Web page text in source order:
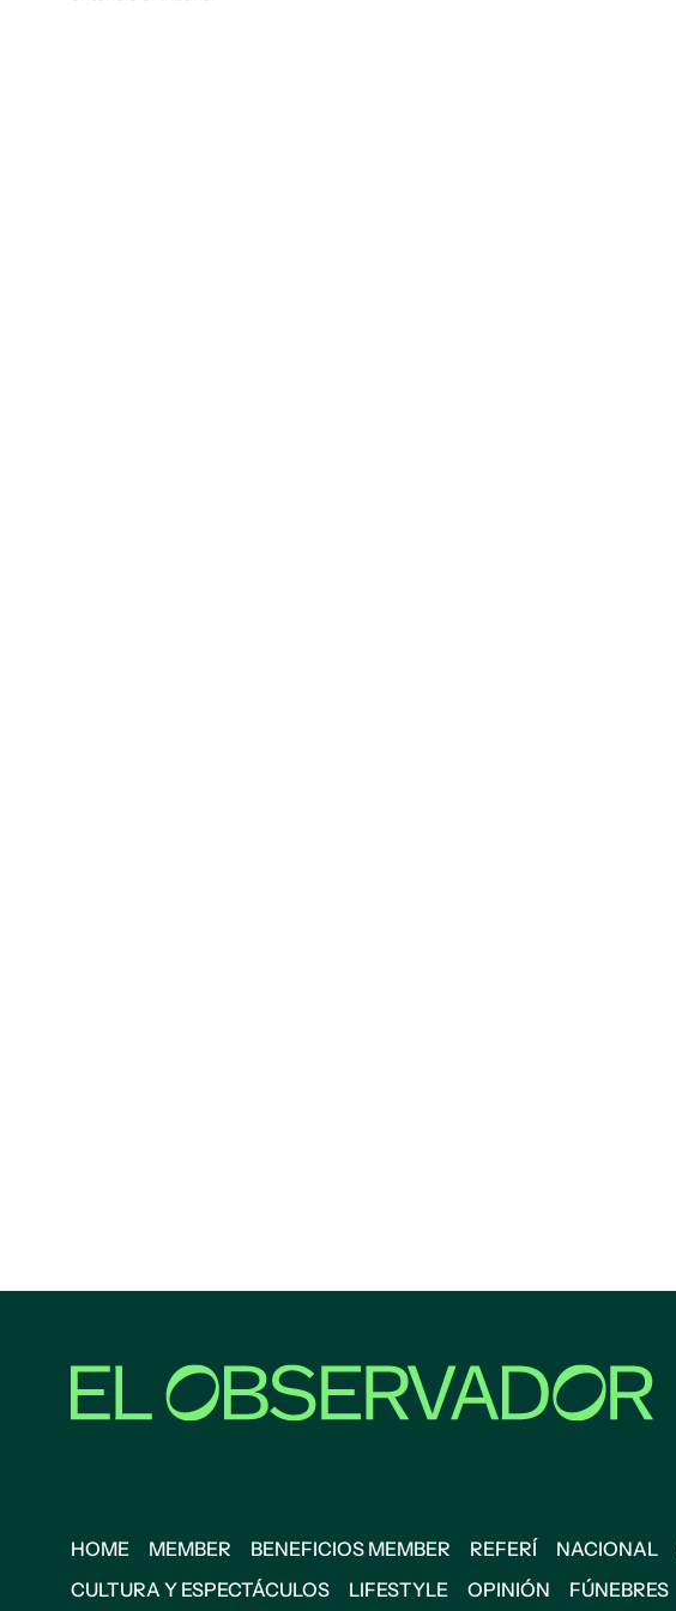
HOME MEMBER BENEFICIOS MEMBER REFERÍ NACIONAL
CULTURA Y ESPECTÁCULOS
LIFESTYLE OPINIÓN FÚNEBRES